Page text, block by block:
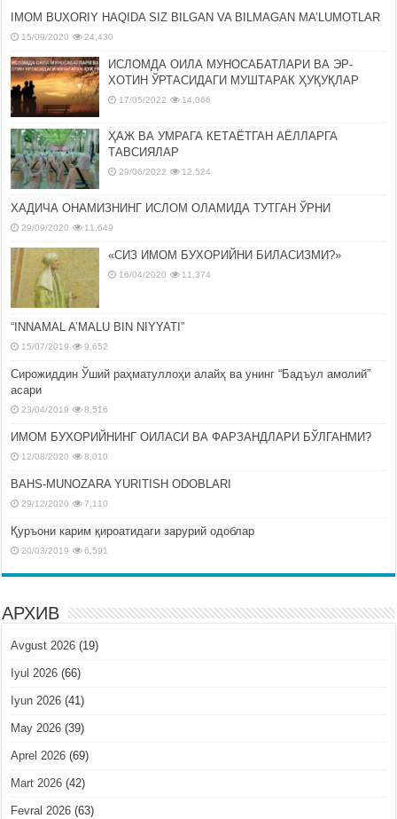
IMOM BUXORIY HAQIDA SIZ BILGAN VA BILMAGAN MA’LUMOTLAR
15/09/2020 24,430
ИСЛОМДА ОИЛА МУНОСАБАТЛАРИ ВА ЭР-
ХОТИН ЎРТАСИДАГИ МУШТАРАК ҲУҚУҚЛАР
17/05/2022 14,066
ҲАЖ ВА УМРАГА КЕТАЁТГАН АЁЛЛАРГА
ТАВСИЯЛАР
29/06/2022 12,524
ХАДИЧА ОНАМИЗНИНГ ИСЛОМ ОЛАМИДА ТУТГАН ЎРНИ
29/09/2020 11,649
«СИЗ ИМОМ БУХОРИЙНИ БИЛАСИЗМИ?»
16/04/2020 11,374
“INNAMAL A’MALU BIN NIYYATI”
15/07/2019 9,652
Сирожиддин Ўший раҳматуллоҳи алайҳ ва унинг “Бадъул амолий”
асари
23/04/2019 8,516
ИМОМ БУХОРИЙНИНГ ОИЛАСИ ВА ФАРЗАНДЛАРИ БЎЛГАНМИ?
12/08/2020 8,010
BAHS-MUNOZARA YURITISH ODOBLARI
29/12/2020 7,110
Қуръони карим қироатидаги зарурий одоблар
20/03/2019 6,591
АРХИВ
Avgust 2026 (19)
Iyul 2026 (66)
Iyun 2026 (41)
May 2026 (39)
Aprel 2026 (69)
Mart 2026 (42)
Fevral 2026 (63)